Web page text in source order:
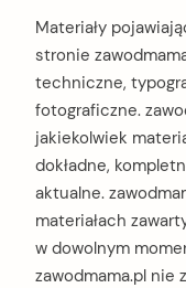
Materiały
stronie
techniczne,
fotograficzne.
jakiekolwiek
dokładne,
aktualne.
materiałach
w dowolnym
zawodmama.pl nie